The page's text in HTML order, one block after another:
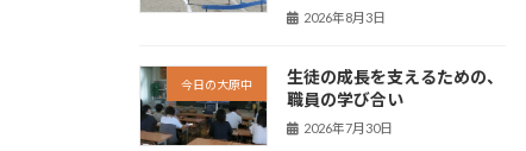
2026年8月3日
今日の大原中
生徒の成長を支えるための、
職員の学び合い
2026年7月30日